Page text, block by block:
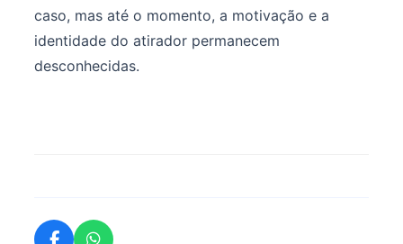
caso, mas até o momento, a motivação e a
identidade do atirador permanecem
desconhecidas.